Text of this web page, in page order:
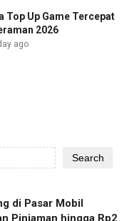
Top Up Game Tercepat
2026
ago
Search
di Pasar Mobil